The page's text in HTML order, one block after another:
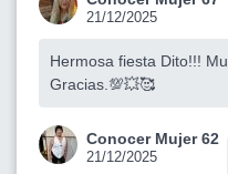
21/12/2025
Hermosa fiesta Dito!!!
Gracias.💯💥🥰
Conocer Mujer 62
21/12/2025